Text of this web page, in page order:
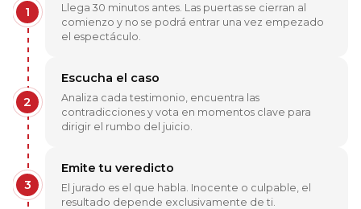
1
Llega 30 minutos antes. Las puertas se cierran al
comienzo y no se podrá entrar una vez empezado
el espectáculo.
2
Escucha el caso
Analiza cada testimonio, encuentra las
contradicciones y vota en momentos clave para
dirigir el rumbo del juicio.
3
Emite tu veredicto
El jurado es el que habla. Inocente o culpable, el
resultado depende exclusivamente de ti.